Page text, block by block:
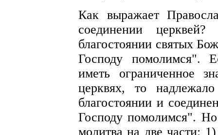
Как выражает
соединении
благостоянии святых
Господу помолимся".
иметь ограниченное
церквях, то
благостоянии и
Господу помолимся". Но
молитва на две части: